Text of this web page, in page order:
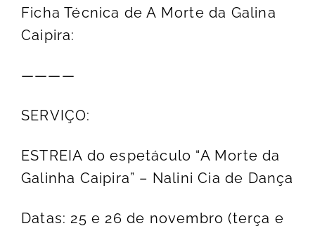
Ficha Técnica de A Morte da Galina
Caipira:
————
SERVIÇO:
ESTREIA do espetáculo “A Morte da
Galinha Caipira” – Nalini Cia de Dança
Datas: 25 e 26 de novembro (terça e